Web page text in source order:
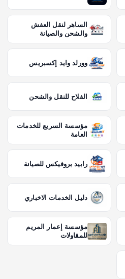
الساهر لنقل العفش
والشحن والصيانة
وورلد وايد إكسبريس
الفلاح للنقل والشحن
مؤسسة السريع للخدمات
العامة
رابيد بروفيكس للصيانة
دليل الخدمات الاخباري
مؤسسة إعمار المريم
للمقاولات